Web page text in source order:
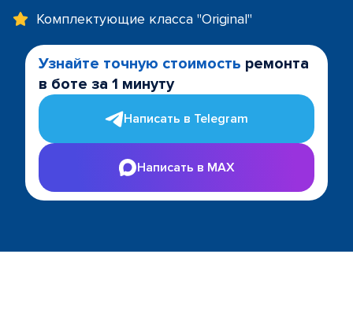
Комплектующие класса "Original"
Узнайте точную стоимость ремонта
в боте за 1 минуту
Написать в Telegram
Написать в MAX